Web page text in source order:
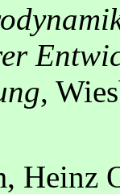
,
Heinz